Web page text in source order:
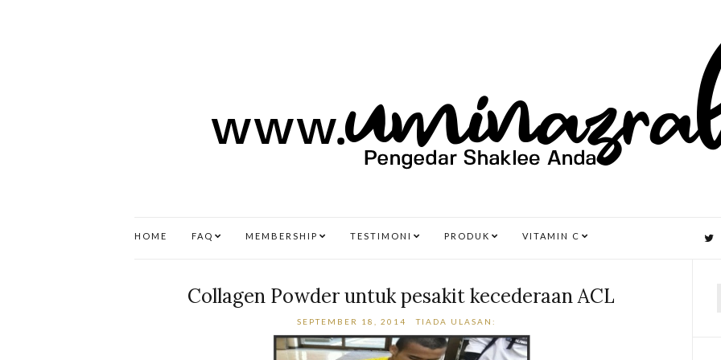
HOME FAQ MEMBERSHIP TESTIMONI PRODUK VITAMIN C
Collagen Powder untuk pesakit kecederaan ACL
SEPTEMBER 18, 2014 TIADA ULASAN: